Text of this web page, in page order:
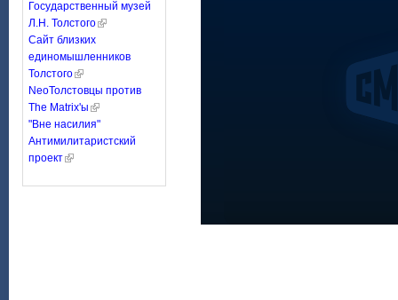
Государственный музей
Л.Н. Толстого
Сайт близких
единомышленников
Толстого
NeoТолстовцы против
The Matrix'ы
"Вне насилия"
Антимилитаристский
проект